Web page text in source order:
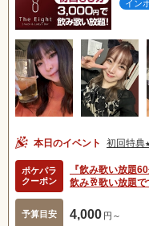
イン
本日のイベント 初回特典
ポケパラ
クーポン
『飲み歌い放題
飲み🥂歌い放題で
予算目安 4,000 円～